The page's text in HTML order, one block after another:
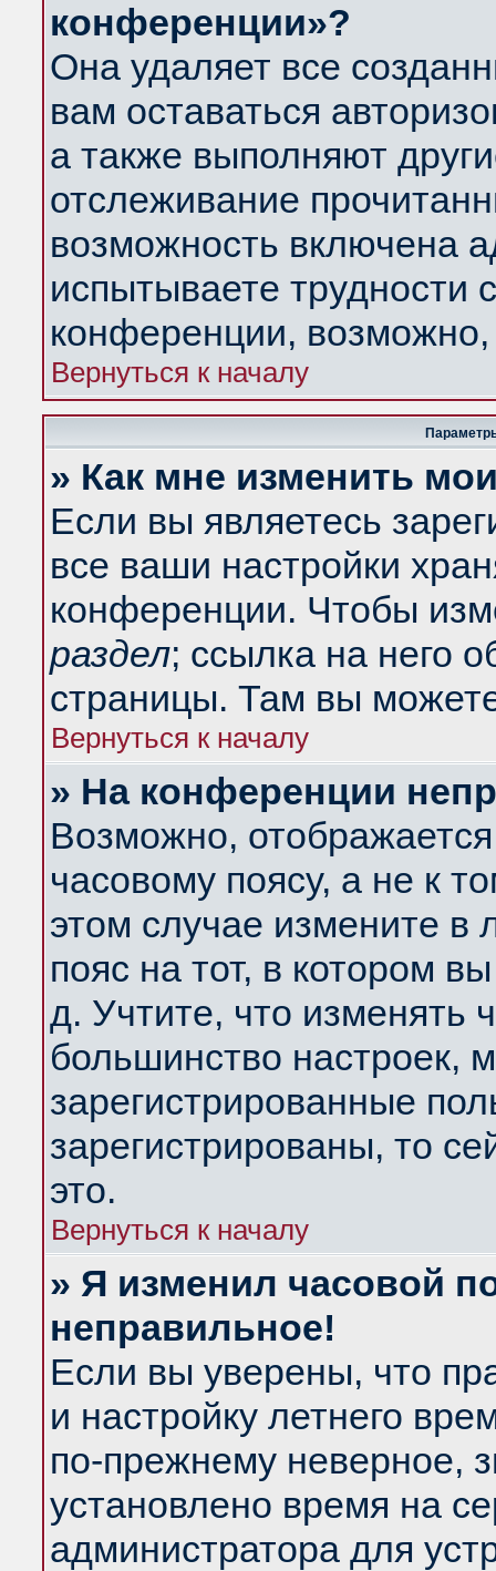
конференции»?
Она удаляет все
вам оставаться
а также выполняют
отслеживание
возможность включена
испытываете трудности
конференции,
Вернуться к началу
» Как мне изменить
Если вы являетесь
все ваши настройки
конференции. Чтобы
раздел; ссылка на него
страницы. Там вы
Вернуться к началу
» На конференции
Возможно,
часовому поясу, а не к
этом случае измените в
пояс на тот, в котором
д. Учтите, что изменять
большинство настроек,
зарегистрированные
зарегистрированы, то
это.
Вернуться к началу
» Я изменил часовой
неправильное!
Если вы уверены, что
и настройку летнего
по-прежнему неверное,
установлено время на
администратора для